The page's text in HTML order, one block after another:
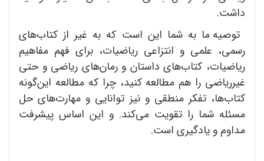
داشت.
توصیه ما به شما این است که به غیر از کتاب‌های
رسمی، علمی و انتزاعی ریاضیات، برای فهم مفاهیم
ریاضیات، کتاب‌های داستان و رمان‌های ریاضی و حتی
غیرریاضی را هم مطالعه کنید، چرا که مطالعه این‌گونه
کتاب‌ها، تفکر منطقی و نیز توانایی و مهارت‌های حل
مسئله شما را تقویت می‌کند. و این اساس پیشرفت
مداوم و یادگیری است.